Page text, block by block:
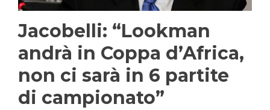
Jacobelli: “Lookman
andrà in Coppa d’Africa,
non ci sarà in 6 partite
di campionato”